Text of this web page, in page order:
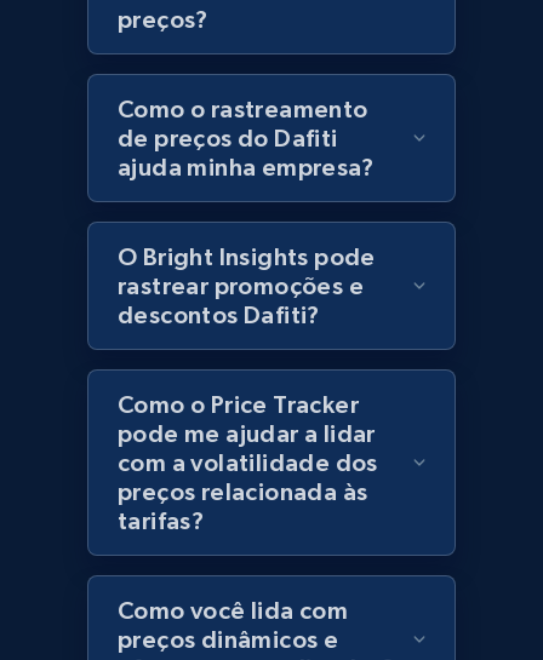
URL, Product id, Title, Product description,
Rating, Reviews count, Initial price, Discount,
and more.
1.3K+ 176+ Comece agora
Zara - Products
Category id, Product id, Product name, Price,
Currency, Colour code, Colour, Description, and
more.
Comece agora
Category id, Product id, Product name, Price,
Currency, Colour code, Colour, Description, and
preços?
Como o rastreamento
de preços do Dafiti
ajuda minha empresa?
O Bright Insights pode
rastrear promoções e
descontos Dafiti?
Como o Price Tracker
pode me ajudar a lidar
com a volatilidade dos
preços relacionada às
tarifas?
Como você lida com
preços dinâmicos e